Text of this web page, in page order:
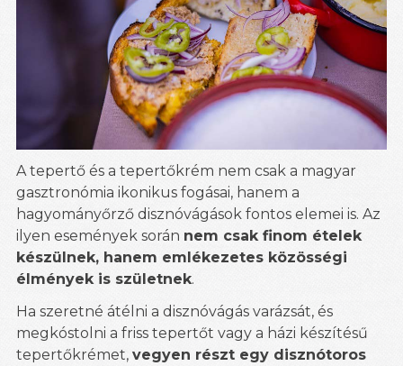
A tepertő és a tepertőkrém nem csak a magyar
gasztronómia ikonikus fogásai, hanem a
hagyományőrző disznóvágások fontos elemei is. Az
ilyen események során nem csak finom ételek
készülnek, hanem emlékezetes közösségi
élmények is születnek.
Ha szeretné átélni a disznóvágás varázsát, és
megkóstolni a friss tepertőt vagy a házi készítésű
tepertőkrémet, vegyen részt egy disznótoros